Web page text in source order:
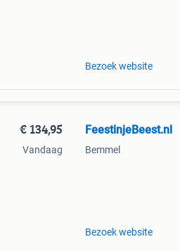
Bezoek website
€ 134,95
Vandaag
FeestinjeBeest.nl
Bemmel
Bezoek website